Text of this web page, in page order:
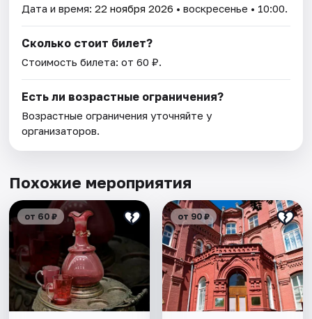
Дата и время:22 ноября 2026 • воскресенье • 10:00.
Сколько стоит билет?
Стоимость билета: от 60 ₽.
Есть ли возрастные ограничения?
Возрастные ограничения уточняйте у
организаторов.
Похожие мероприятия
от 60 ₽ от 90 ₽